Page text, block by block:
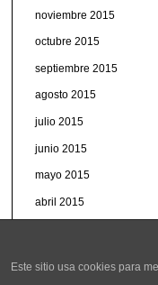
noviembre 2015
octubre 2015
septiembre 2015
agosto 2015
julio 2015
junio 2015
mayo 2015
abril 2015
Este sitio usa cookies para